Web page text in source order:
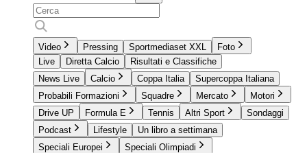
Video Pressing Sportmediaset XXL
Foto
Live
Diretta Calcio
Risultati e Classifiche
News Live
Calcio Coppa Italia
Supercoppa Italiana
Probabili Formazioni
Squadre Mercato
Motori
Drive UP
Formula E Tennis Altri Sport
Sondaggi
Podcast
Lifestyle
Un libro a settimana
Speciali Europei
Speciali Olimpiadi